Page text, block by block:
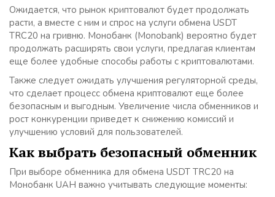
Ожидается, что рынок криптовалют будет продолжать
расти, а вместе с ним и спрос на услуги обмена USDT
TRC20 на гривню. Монобанк (Monobank) вероятно будет
продолжать расширять свои услуги, предлагая клиентам
еще более удобные способы работы с криптовалютами.
Также следует ожидать улучшения регуляторной среды,
что сделает процесс обмена криптовалют еще более
безопасным и выгодным. Увеличение числа обменников и
рост конкуренции приведет к снижению комиссий и
улучшению условий для пользователей.
Как выбрать безопасный обменник
При выборе обменника для обмена USDT TRC20 на
Монобанк UAH важно учитывать следующие моменты: